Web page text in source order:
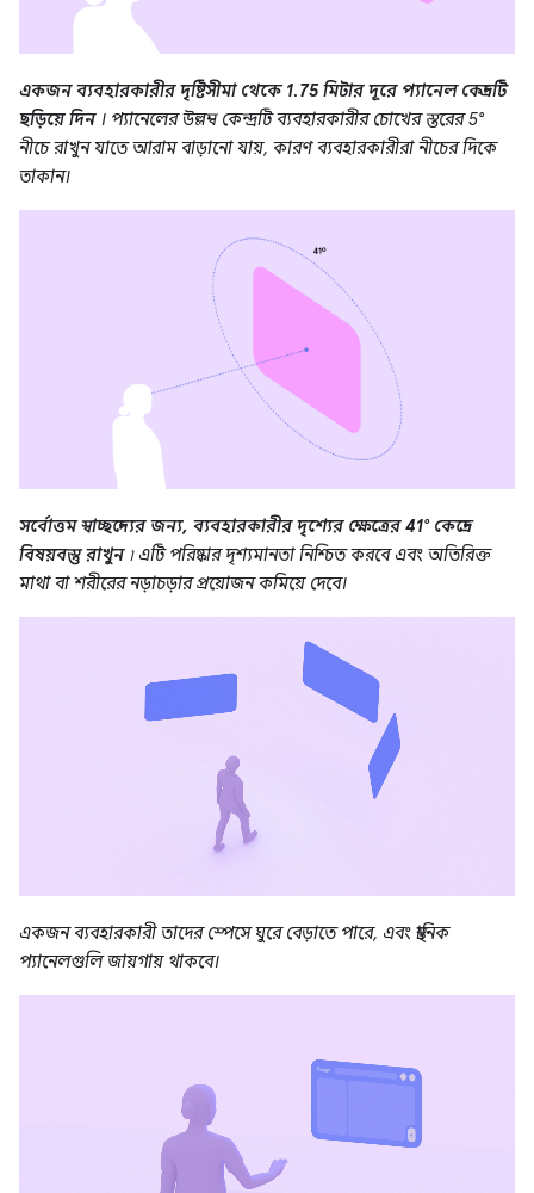
একজন ব্যবহারকারীর দৃষ্টিসীমা থেকে 1.75 মিটার দূরে প্যানেল কেন্দ্রটি
ছড়িয়ে দিন। প্যানেলের উল্লম্ব কেন্দ্রটি ব্যবহারকারীর চোখের স্তরের 5°
নীচে রাখুন যাতে আরাম বাড়ানো যায়, কারণ ব্যবহারকারীরা নীচের দিকে
তাকান।
সর্বোত্তম স্বাচ্ছন্দ্যের জন্য, ব্যবহারকারীর দৃশ্যের ক্ষেত্রের 41° কেন্দ্রে
বিষয়বস্তু রাখুন৷ এটি পরিষ্কার দৃশ্যমানতা নিশ্চিত করবে এবং অতিরিক্ত
মাথা বা শরীরের নড়াচড়ার প্রয়োজন কমিয়ে দেবে।
একজন ব্যবহারকারী তাদের স্পেসে ঘুরে বেড়াতে পারে, এবং স্থানিক
প্যানেলগুলি জায়গায় থাকবে।